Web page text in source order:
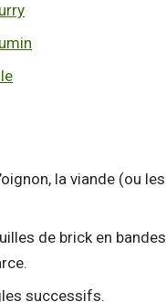
la viande (ou
de brick en
successifs.